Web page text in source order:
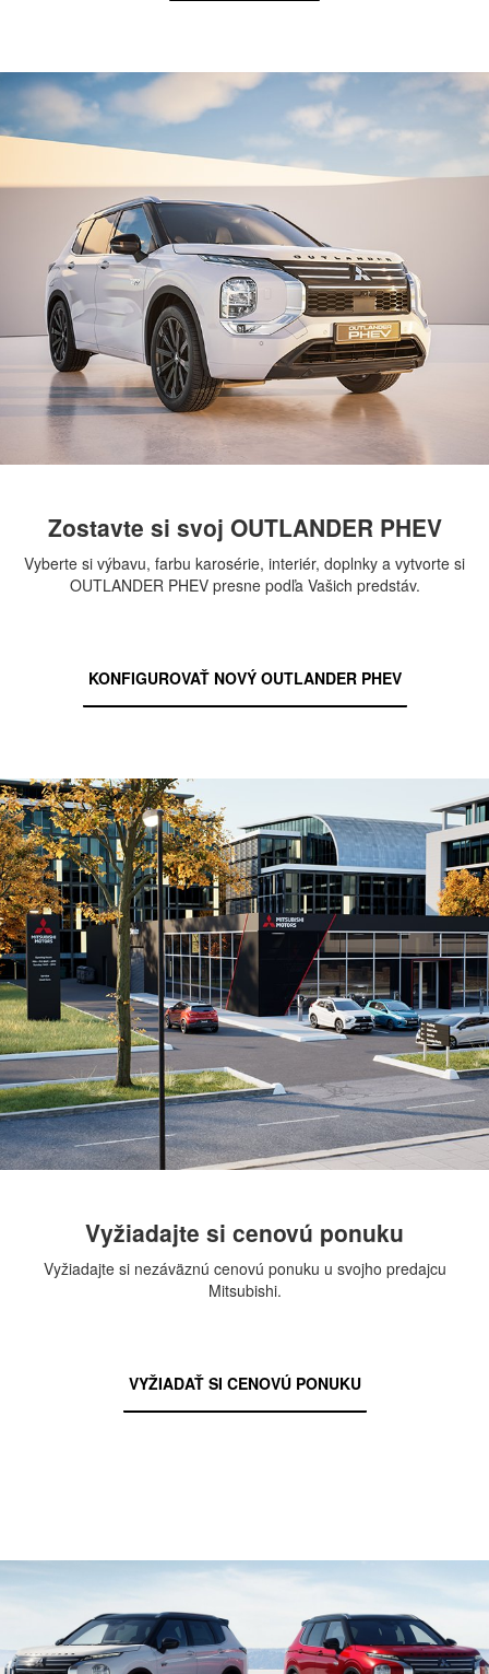
Zostavte si svoj OUTLANDER PHEV
Vyberte si výbavu, farbu karosérie, interiér, doplnky a vytvorte si
OUTLANDER PHEV presne podľa Vašich predstáv.
KONFIGUROVAŤ NOVÝ OUTLANDER PHEV
Vyžiadajte si cenovú ponuku
Vyžiadajte si nezáväznú cenovú ponuku u svojho predajcu
Mitsubishi.
VYŽIADAŤ SI CENOVÚ PONUKU